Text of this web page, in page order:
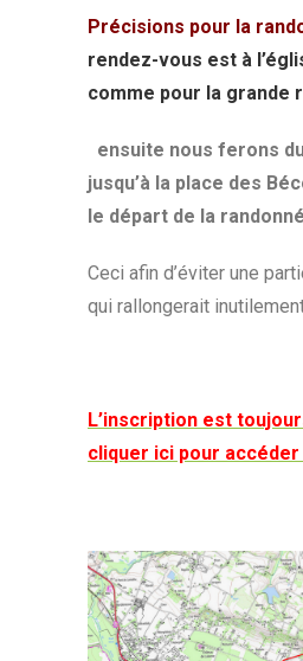
Précisions pour la
rendez-vous est à
comme pour la grande
ensuite nous ferons
jusqu’à la place des
le départ de la
Ceci afin d’éviter une
qui rallongerait
L’inscription est
cliquer ici pour accéder